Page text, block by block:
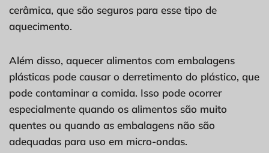
cerâmica, que são seguros para esse tipo de
aquecimento.
Além disso, aquecer alimentos com embalagens
plásticas pode causar o derretimento do plástico, que
pode contaminar a comida. Isso pode ocorrer
especialmente quando os alimentos são muito
quentes ou quando as embalagens não são
adequadas para uso em micro-ondas.